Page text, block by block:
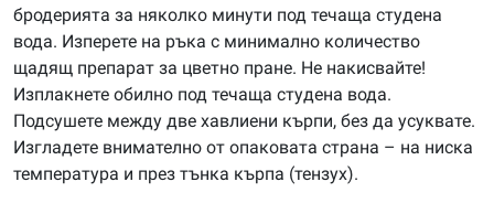
бродерията за няколко минути под течаща студена
вода. Изперете на ръка с минимално количество
щадящ препарат за цветно пране. Не накисвайте!
Изплакнете обилно под течаща студена вода.
Подсушете между две хавлиени кърпи, без да усуквате.
Изгладете внимателно от опаковата страна – на ниска
температура и през тънка кърпа (тензух).